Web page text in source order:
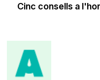
Cinc consells a